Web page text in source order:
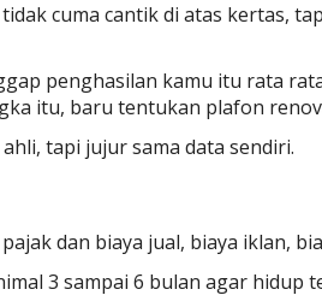
cuma cantik di atas kertas,
penghasilan kamu itu rata
itu, baru tentukan plafon
tapi jujur sama data sendiri.
dan biaya jual, biaya iklan,
3 sampai 6 bulan agar hidup